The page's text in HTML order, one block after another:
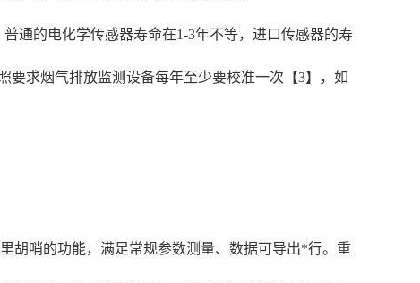
通的电化学传感器寿命在1-3年不等，进口传感器的寿
求烟气排放监测设备每年至少要校准一次【3】，如
胡哨的功能，满足常规参数测量、数据可导出*行。重